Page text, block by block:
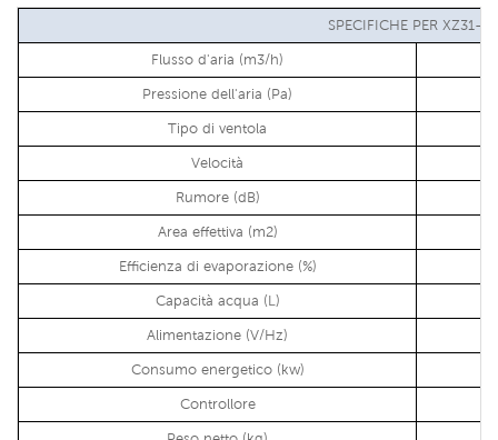
SPECIFICHE PER XZ31-
Flusso d'aria (m3/h)
Pressione dell'aria (Pa)
Tipo di ventola
Velocità
Rumore (dB)
Area effettiva (m2)
Efficienza di evaporazione (%)
Capacità acqua (L)
Alimentazione (V/Hz)
Consumo energetico (kw)
Controllore